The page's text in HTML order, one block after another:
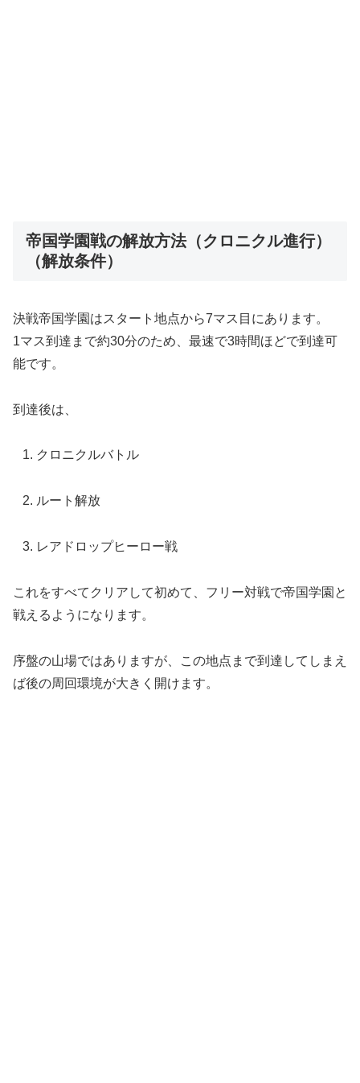
帝国学園戦の解放方法（クロニクル進行）
（解放条件）
決戦帝国学園はスタート地点から7マス目にあります。
1マス到達まで約30分のため、最速で3時間ほどで到達可
能です。
到達後は、
クロニクルバトル
ルート解放
レアドロップヒーロー戦
これをすべてクリアして初めて、フリー対戦で帝国学園と
戦えるようになります。
序盤の山場ではありますが、この地点まで到達してしまえ
ば後の周回環境が大きく開けます。